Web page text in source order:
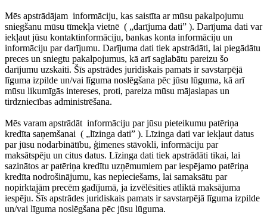
Mēs apstrādājam informāciju, kas saistīta ar mūsu pakalpojumu
sniegšanu mūsu tīmekļa vietnē ( „darījuma dati” ). Darījuma dati var
iekļaut jūsu kontaktinformāciju, bankas konta informāciju un
informāciju par darījumu. Darījuma dati tiek apstrādāti, lai piegādātu
preces un sniegtu pakalpojumus, kā arī saglabātu pareizu šo
darījumu uzskaiti. Šīs apstrādes juridiskais pamats ir savstarpējā
līguma izpilde un/vai līguma noslēgšana pēc jūsu lūguma, kā arī
mūsu likumīgās intereses, proti, pareiza mūsu mājaslapas un
tirdzniecības administrēšana.
Mēs varam apstrādāt informāciju par jūsu pieteikumu patēriņa
kredīta saņemšanai ( „līzinga dati” ). Līzinga dati var iekļaut datus
par jūsu nodarbinātību, ģimenes stāvokli, informāciju par
maksātspēju un citus datus. Līzinga dati tiek apstrādāti tikai, lai
sazinātos ar patēriņa kredītu uzņēmumiem par iespējamo patēriņa
kredīta nodrošinājumu, kas nepieciešams, lai samaksātu par
nopirktajām precēm gadījumā, ja izvēlēsities atliktā maksājuma
iespēju. Šīs apstrādes juridiskais pamats ir savstarpējā līguma izpilde
un/vai līguma noslēgšana pēc jūsu lūguma.